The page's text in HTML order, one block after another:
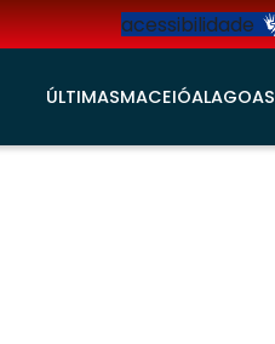
acessibilidade
ÚLTIMASMACEIÓALAGOAS